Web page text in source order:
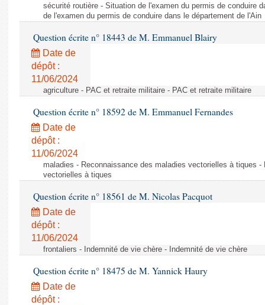
sécurité routière - Situation de l'examen du permis de conduire
de l'examen du permis de conduire dans le département de l'Ain
Question écrite n° 18443 de M. Emmanuel Blairy
Date de
dépôt :
11/06/2024
agriculture - PAC et retraite militaire - PAC et retraite militaire
Question écrite n° 18592 de M. Emmanuel Fernandes
Date de
dépôt :
11/06/2024
maladies - Reconnaissance des maladies vectorielles à tiques
vectorielles à tiques
Question écrite n° 18561 de M. Nicolas Pacquot
Date de
dépôt :
11/06/2024
frontaliers - Indemnité de vie chère - Indemnité de vie chère
Question écrite n° 18475 de M. Yannick Haury
Date de
dépôt :